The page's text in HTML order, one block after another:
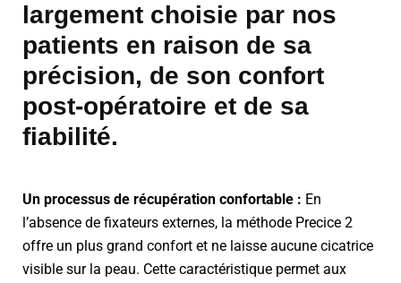
largement choisie par nos
patients en raison de sa
précision, de son confort
post-opératoire et de sa
fiabilité.
Un processus de récupération confortable : En
l’absence de fixateurs externes, la méthode Precice 2
offre un plus grand confort et ne laisse aucune cicatrice
visible sur la peau. Cette caractéristique permet aux